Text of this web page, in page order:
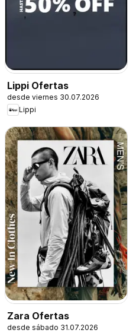
Lippi Ofertas
desde viernes 30.07.2026
Lippi
Zara Ofertas
desde sábado 31.07.2026